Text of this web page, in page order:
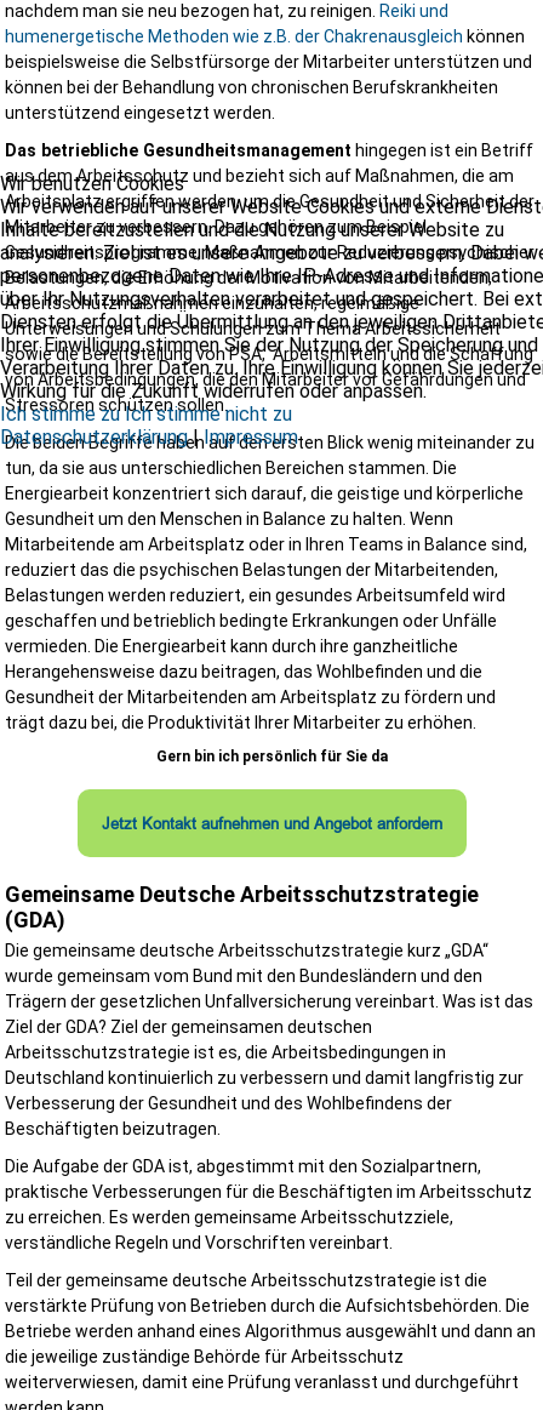
Jetzt Angebot anfordern und Ihr Bauprojekt professionell absichern!
Für welche Bauprojekte bieten wir SiGeKo-
an?
Unsere Leistungen eignen sich unter anderem für:
Wohnungsbau
Gewerbebauten
Industrieanlagen
öffentliche Bauvorhaben
Umbauten
Sanierungen
Infrastrukturprojekte
kommunale Bauvorhaben
Ganz gleich, ob kleines Bauprojekt oder Großbaustelle – wir
unterstützen Sie individuell und bedarfsgerecht.
Warum sich eine frühzeitige Beauftragung lohnt
Je früher ein SiGeKo eingebunden wird, desto besser können
vermieden werden. Eine frühzeitige Koordination ermöglicht:
optimierte Bauabläufe
weniger Nachträge
geringere Unfallgefahr
bessere Zusammenarbeit der Gewerke
höhere Planungssicherheit
weniger Haftungsrisiken
Sicherheit beginnt nicht auf der Baustelle – sondern bereits am
Planungstisch.
Wir sorgen für eine sichere Baustelle als Ihr SiGeKo
Schleswig-Holstein
Ob Neubau, Umbau oder Sanierung, wir sorgen dafür, dass Ihr
sicher, effizient und rechtskonform umgesetzt wird. Planen Sie ein
Bauvorhaben und benötigen einen SiGeKo in Schleswig-Holstein,
Kontakt mit uns auf. Gemeinsam schaffen wir die Grundlage für
sichere Baustelle, einen reibungslosen Bauablauf und den
Abschluss Ihres Projekts.
Jetzt anfragen und Ihr Bauprojekt professionell absichern!
nachdem man sie neu bezogen hat, zu reinigen. Reiki und
humenergetische Methoden wie z.B. der Chakrenausgleich können
beispielsweise die Selbstfürsorge der Mitarbeiter unterstützen und
können bei der Behandlung von chronischen Berufskrankheiten
unterstützend eingesetzt werden.
Das betriebliche Gesundheitsmanagement hingegen ist ein Betriff
aus dem Arbeitsschutz und bezieht sich auf Maßnahmen, die am
Arbeitsplatz ergriffen werden, um die Gesundheit und Sicherheit der
Mitarbeiter zu verbessern. Dazu gehören zum Beispiel
Gesundheitsprogramme, Maßnahmen zur Reduzierung psychischer
Belastungen, die Erhöhung der Motivation von Mitarbeitenden,
Arbeitsschutzmaßnahmen einzuhalten, regelmäßige
Unterweisungen und Schulungen zum Thema Arbeitssicherheit
sowie die Bereitstellung von PSA, Arbeitsmitteln und die Schaffung
von Arbeitsbedingungen, die den Mitarbeiter vor Gefährdungen und
Stressoren schützen sollen.
Die beiden Begriffe haben auf den ersten Blick wenig miteinander zu
tun, da sie aus unterschiedlichen Bereichen stammen. Die
Energiearbeit konzentriert sich darauf, die geistige und körperliche
Gesundheit um den Menschen in Balance zu halten. Wenn
Mitarbeitende am Arbeitsplatz oder in Ihren Teams in Balance sind,
reduziert das die psychischen Belastungen der Mitarbeitenden,
Belastungen werden reduziert, ein gesundes Arbeitsumfeld wird
geschaffen und betrieblich bedingte Erkrankungen oder Unfälle
vermieden. Die Energiearbeit kann durch ihre ganzheitliche
Herangehensweise dazu beitragen, das Wohlbefinden und die
Gesundheit der Mitarbeitenden am Arbeitsplatz zu fördern und
trägt dazu bei, die Produktivität Ihrer Mitarbeiter zu erhöhen.
Gern bin ich persönlich für Sie da
Jetzt Kontakt aufnehmen und Angebot anfordern
Gemeinsame Deutsche Arbeitsschutzstrategie
(GDA)
Die gemeinsame deutsche Arbeitsschutzstrategie kurz „GDA“
wurde gemeinsam vom Bund mit den Bundesländern und den
Trägern der gesetzlichen Unfallversicherung vereinbart. Was ist das
Ziel der GDA? Ziel der gemeinsamen deutschen
Arbeitsschutzstrategie ist es, die Arbeitsbedingungen in
Deutschland kontinuierlich zu verbessern und damit langfristig zur
Verbesserung der Gesundheit und des Wohlbefindens der
Beschäftigten beizutragen.
Die Aufgabe der GDA ist, abgestimmt mit den Sozialpartnern,
praktische Verbesserungen für die Beschäftigten im Arbeitsschutz
zu erreichen. Es werden gemeinsame Arbeitsschutzziele,
verständliche Regeln und Vorschriften vereinbart.
Teil der gemeinsame deutsche Arbeitsschutzstrategie ist die
verstärkte Prüfung von Betrieben durch die Aufsichtsbehörden. Die
Betriebe werden anhand eines Algorithmus ausgewählt und dann an
die jeweilige zuständige Behörde für Arbeitsschutz
weiterverwiesen, damit eine Prüfung veranlasst und durchgeführt
Wir benutzen Cookies
Wir verwenden auf unserer Website Cookies und externe
Inhalte bereitzustellen und die Nutzung unserer Website zu
analysieren. Ziel ist es unsere Angebote zu verbessern. Dabei
personenbezogene Daten wie Ihre IP-Adresse und
über Ihr Nutzungsverhalten verarbeitet und gespeichert. Bei
Diensten erfolgt die Übermittlung an den jeweiligen
Ihrer Einwilligung stimmen Sie der Nutzung der Speicherung und
Verarbeitung Ihrer Daten zu. Ihre Einwilligung können Sie
Wirkung für die Zukunft widerrufen oder anpassen.
Ich stimme zu Ich stimme nicht zu
Datenschutzerklärung|Impressum